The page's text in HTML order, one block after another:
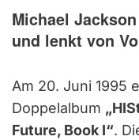
Michael
und lenkt von
Am 20. Juni 1995
Doppelalbum
Future, Book I“.